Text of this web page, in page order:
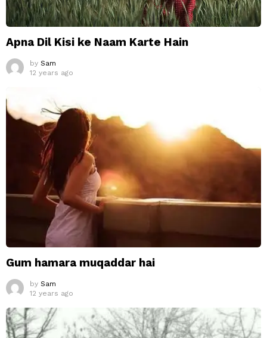
Apna Dil Kisi ke Naam Karte Hain
by Sam
12 years ago
Gum hamara muqaddar hai
by Sam
12 years ago